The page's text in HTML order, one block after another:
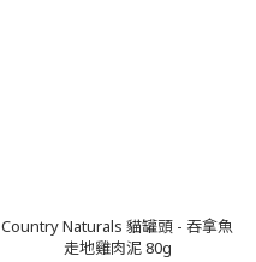
Country Naturals 貓罐頭 - 吞拿魚
走地雞肉泥 80g